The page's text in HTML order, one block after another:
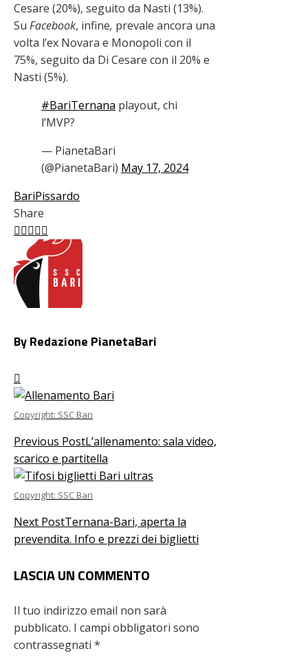
Cesare (20%), seguito da Nasti (13%).
Su Facebook, infine, prevale ancora una
volta l’ex Novara e Monopoli con il
75%, seguito da Di Cesare con il 20% e
Nasti (5%).
#BariTernana playout, chi
l’MVP?
— PianetaBari
(@PianetaBari) May 17, 2024
BariPissardo
Share
Facebook
Twitter
LinkedIn
Pinterest
Stumbleupon
By Redazione PianetaBari
Copyright: SSC Bari
Previous PostL’allenamento: sala video,
scarico e partitella
Copyright: SSC Bari
Next PostTernana-Bari, aperta la
prevendita. Info e prezzi dei biglietti
LASCIA UN COMMENTO
Il tuo indirizzo email non sarà
pubblicato. I campi obbligatori sono
contrassegnati *